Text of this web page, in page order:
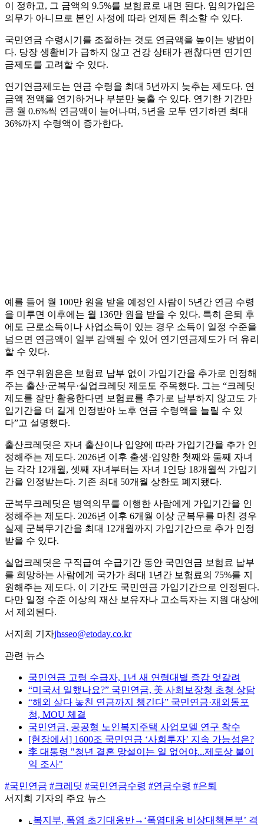
이 정하고, 그 금액의 9.5%를 보험료로 내면 된다. 임의가입은
의무가 아니므로 본인 사정에 따라 언제든 취소할 수 있다.
국민연금 수령시기를 조절하는 것도 연금액을 높이는 방법이
다. 당장 생활비가 급하지 않고 건강 상태가 괜찮다면 연기연
금제도를 고려할 수 있다.
연기연금제도는 연금 수령을 최대 5년까지 늦추는 제도다. 연
금액 전액을 연기하거나 부분만 늦출 수 있다. 연기한 기간만
큼 월 0.6%씩 연금액이 늘어나며, 5년을 모두 연기하면 최대
36%까지 수령액이 증가한다.
예를 들어 월 100만 원을 받을 예정인 사람이 5년간 연금 수령
을 미루면 이후에는 월 136만 원을 받을 수 있다. 특히 은퇴 후
에도 근로소득이나 사업소득이 있는 경우 소득이 일정 수준을
넘으면 연금액이 일부 감액될 수 있어 연기연금제도가 더 유리
할 수 있다.
주 연구위원은은 보험료 납부 없이 가입기간을 추가로 인정해
주는 출산·군복무·실업크레딧 제도도 주목했다. 그는 “크레딧
제도를 잘만 활용한다면 보험료를 추가로 납부하지 않고도 가
입기간을 더 길게 인정받아 노후 연금 수령액을 늘릴 수 있
다”고 설명했다.
출산크레딧은 자녀 출산이나 입양에 따라 가입기간을 추가 인
정해주는 제도다. 2026년 이후 출생·입양한 첫째와 둘째 자녀
는 각각 12개월, 셋째 자녀부터는 자녀 1인당 18개월씩 가입기
간을 인정받는다. 기존 최대 50개월 상한도 폐지됐다.
군복무크레딧은 병역의무를 이행한 사람에게 가입기간을 인
정해주는 제도다. 2026년 이후 6개월 이상 군복무를 마친 경우
실제 군복무기간을 최대 12개월까지 가입기간으로 추가 인정
받을 수 있다.
실업크레딧은 구직급여 수급기간 동안 국민연금 보험료 납부
를 희망하는 사람에게 국가가 최대 1년간 보험료의 75%를 지
원해주는 제도다. 이 기간도 국민연금 가입기간으로 인정된다.
다만 일정 수준 이상의 재산 보유자나 고소득자는 지원 대상에
서 제외된다.
서지희 기자jhsseo@etoday.co.kr
관련 뉴스
국민연금 고령 수급자, 1년 새 연령대별 증감 엇갈려
“미국서 일했나요?” 국민연금, 美 사회보장청 초청 상담
“해외 살다 놓친 연금까지 챙긴다” 국민연금·재외동포
청, MOU 체결
국민연금, 공공형 노인복지주택 사업모델 연구 착수
[현장에서] 1600조 국민연금 ‘사회투자’ 지속 가능성은?
李 대통령 "청년 결혼 망설이는 일 없어야...제도상 불이
익 조사"
#국민연금 #크레딧 #국민연금수령 #연금수령 #은퇴
서지희 기자의 주요 뉴스
⌞ 복지부, 폭염 초기대응반→‘폭염대응 비상대책본부’ 격